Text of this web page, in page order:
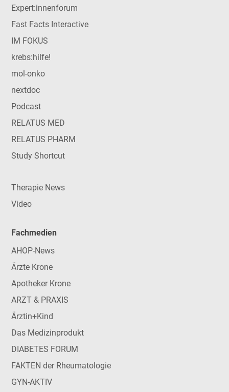
Expert:innenforum
Fast Facts Interactive
IM FOKUS
krebs:hilfe!
mol-onko
nextdoc
Podcast
RELATUS MED
RELATUS PHARM
Study Shortcut
Therapie News
Video
Fachmedien
AHOP-News
Ärzte Krone
Apotheker Krone
ARZT & PRAXIS
Ärztin+Kind
Das Medizinprodukt
DIABETES FORUM
FAKTEN der Rheumatologie
GYN-AKTIV